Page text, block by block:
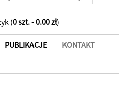
(0 szt.-0.00 zł)
PUBLIKACJE
KONTAKT